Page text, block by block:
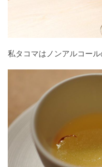
私タコマはノンアルコール